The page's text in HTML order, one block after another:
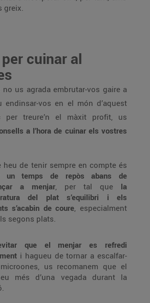
greix.
cuinar al
us agrada embrutar-vos gaire a
vos en el món d’aquest
per treure’n el màxit profit, us
a l’hora de cuinar els vostres
heu de tenir sempre en compte és
un temps de repòs abans de
a menjar, per tal que la
del plat s’equilibri i els
s’acabin de coure, especialment
segons plats.
que el menjar es refredi
i hagueu de tornar a escalfar-
us recomanem que el
més d’una vegada durant la